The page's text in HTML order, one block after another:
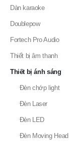
Dàn karaoke
Doublepow
Fortech Pro Audio
Thiết bị âm thanh
Thiết bị ánh sáng
Đèn chớp light
Đèn Laser
Đèn LED
Đèn Moving Head